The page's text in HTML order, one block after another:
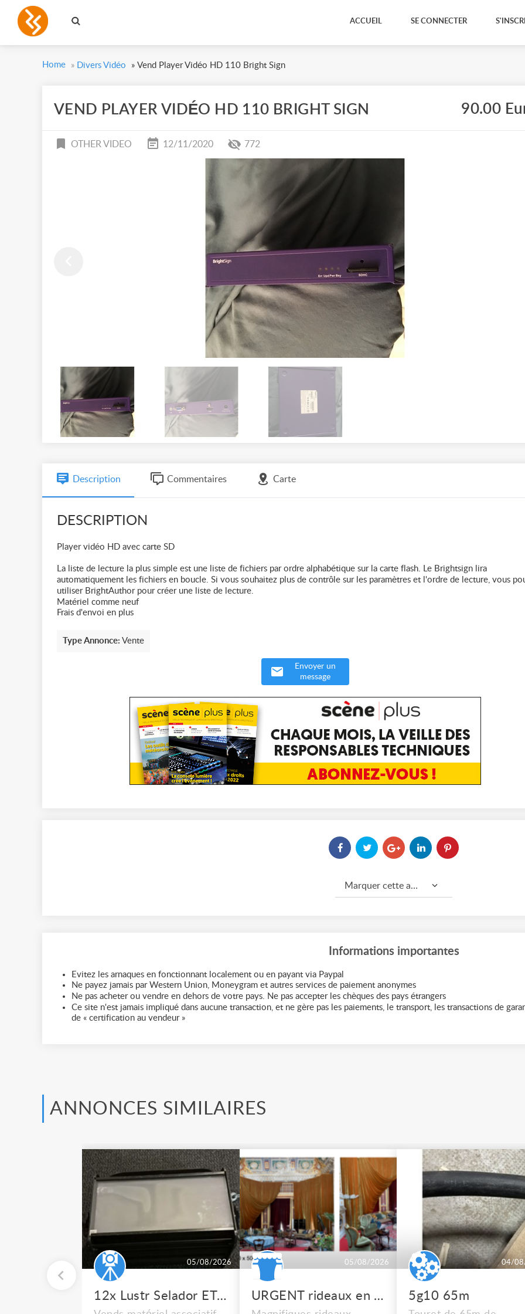
ACCUEIL SE CONNECTER
Home » Divers Vidéo » Vend Player Vidéo HD 110 Bright Sign
VEND PLAYER VIDÉO HD 110 BRIGHT SIGN 90.00
OTHER VIDEO 12/11/2020 772
Description Commentaires Carte
DESCRIPTION
Player vidéo HD avec carte SD
La liste de lecture la plus simple est une liste de fichiers par ordre alphabétique sur la carte flash. Le Brightsign lira
automatiquement les fichiers en boucle. Si vous souhaitez plus de contrôle sur les paramètres et l'ordre de lecture, vous
utiliser BrightAuthor pour créer une liste de lecture.
Matériel comme neuf
Frais d'envoi en plus
Type Annonce: Vente
Envoyer un
message
Marquer cette annonce comme...
Informations importantes
Evitez les arnaques en fonctionnant localement ou en payant via Paypal
Ne payez jamais par Western Union, Moneygram et autres services de paiement anonymes
Ne pas acheter ou vendre en dehors de votre pays. Ne pas accepter les chèques des pays étrangers
Ce site n'est jamais impliqué dans aucune transaction, et ne gère pas les paiements, le transport, les transactions de
de « certification au vendeur »
ANNONCES SIMILAIRES
05/08/2026
12x Lustr Selador ETC Led 7x colors filtres
05/08/2026
URGENT rideaux en velours de soie
04/
5g10 65m